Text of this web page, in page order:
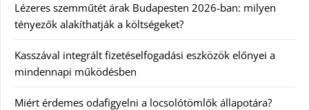
Lézeres szemműtét árak Budapesten 2026-ban: milyen
tényezők alakíthatják a költségeket?
Kasszával integrált fizetéselfogadási eszközök előnyei a
mindennapi működésben
Miért érdemes odafigyelni a locsolótömlők állapotára?